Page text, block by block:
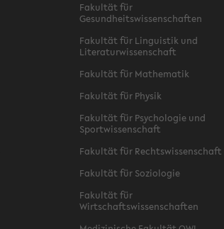
Fakultät für
Gesundheitswissenschaften
Fakultät für Linguistik und
Literaturwissenschaft
Fakultät für Mathematik
Fakultät für Physik
Fakultät für Psychologie und
Sportwissenschaft
Fakultät für Rechtswissenschaft
Fakultät für Soziologie
Fakultät für
Wirtschaftswissenschaften